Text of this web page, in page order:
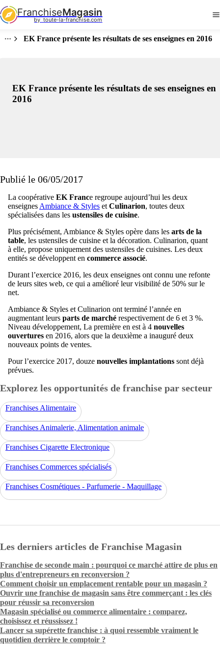
FranchiseMagasin
by  toute-la-franchise.com
EK France présente les résultats de ses enseignes en 2016
EK France présente les résultats de ses enseignes en
2016
Publié le 06/05/2017
La coopérative EK France regroupe aujourd’hui les deux
enseignes Ambiance & Styles et Culinarion, toutes deux
spécialisées dans les ustensiles de cuisine.
Plus précisément, Ambiance & Styles opère dans les arts de la
table, les ustensiles de cuisine et la décoration. Culinarion, quant
à elle, propose uniquement des ustensiles de cuisines. Les deux
entités se développent en commerce associé.
Durant l’exercice 2016, les deux enseignes ont connu une refonte
de leurs sites web, ce qui a amélioré leur visibilité de 50% sur le
net.
Ambiance & Styles et Culinarion ont terminé l’année en
augmentant leurs parts de marché respectivement de 6 et 3 %.
Niveau développement, La première en est à 4 nouvelles
ouvertures en 2016, alors que la deuxième a inauguré deux
nouveaux points de ventes.
Pour l’exercice 2017, douze nouvelles implantations sont déjà
prévues.
Explorez les opportunités de franchise par secteur
Franchises Alimentaire
Franchises Animalerie, Alimentation animale
Franchises Cigarette Electronique
Franchises Commerces spécialisés
Franchises Cosmétiques - Parfumerie - Maquillage
Les derniers articles de Franchise Magasin
Franchise de seconde main : pourquoi ce marché attire de plus en
plus d'entrepreneurs en reconversion ?
Comment choisir un emplacement rentable pour un magasin ?
Ouvrir une franchise de magasin sans être commerçant : les clés
pour réussir sa reconversion
Magasin spécialisé ou commerce alimentaire : comparez,
choisissez et réussissez !
Lancer sa supérette franchise : à quoi ressemble vraiment le
quotidien derrière le comptoir ?